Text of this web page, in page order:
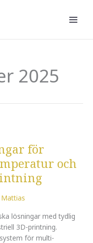
2025
för
och
Mattias
lösningar med tydlig
3D-printning.
för multi-